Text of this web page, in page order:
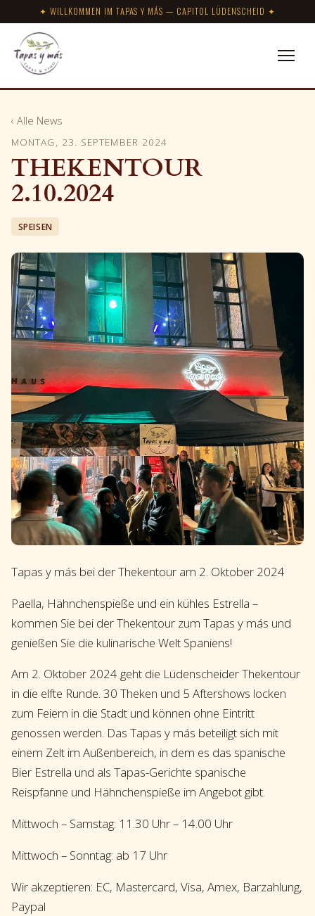
✦ WILLKOMMEN IM TAPAS Y MÁS — CAPITOL LÜDENSCHEID ✦
‹ Alle News
MONTAG, 23. SEPTEMBER 2024
THEKENTOUR
2.10.2024
SPEISEN
Tapas y más bei der Thekentour am 2. Oktober 2024
Paella, Hähnchenspieße und ein kühles Estrella –
kommen Sie bei der Thekentour zum Tapas y más und
genießen Sie die kulinarische Welt Spaniens!
Am 2. Oktober 2024 geht die Lüdenscheider Thekentour
in die elfte Runde. 30 Theken und 5 Aftershows locken
zum Feiern in die Stadt und können ohne Eintritt
genossen werden. Das Tapas y más beteiligt sich mit
einem Zelt im Außenbereich, in dem es das spanische
Bier Estrella und als Tapas-Gerichte spanische
Reispfanne und Hähnchenspieße im Angebot gibt.
Mittwoch – Samstag: 11.30 Uhr – 14.00 Uhr
Mittwoch – Sonntag: ab 17 Uhr
Wir akzeptieren: EC, Mastercard, Visa, Amex, Barzahlung,
Paypal